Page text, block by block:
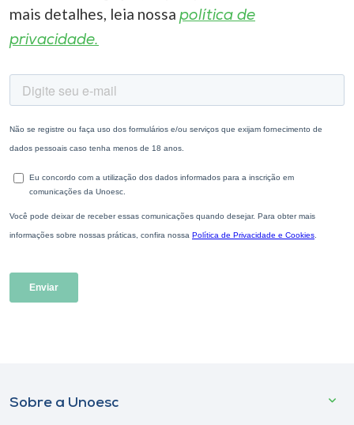
mais detalhes, leia nossa política de
privacidade.
Sobre a Unoesc